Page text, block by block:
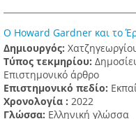
Ο Howard Gardner και το
Δημιουργός:
Τύπος τεκμηρίου:
Επιστημονικό άρθρο
Επιστημονικό πεδίο:
Χρονολογία : 2022
Γλώσσα: Ελληνική γλώσσα